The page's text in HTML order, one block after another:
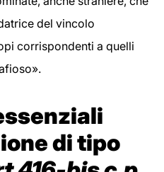
del vincolo
corrispondenti a quelli
di tipo